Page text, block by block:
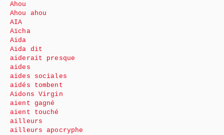
Ahou
Ahou ahou
AIA
Aïcha
Aida
Aida dit
aiderait presque
aides
aides sociales
aidés tombent
Aidons Virgin
aient gagné
aient touché
ailleurs
ailleurs apocryphe